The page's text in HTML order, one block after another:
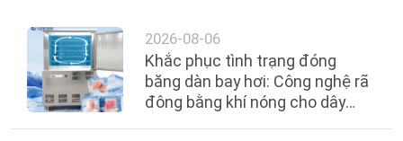
2026-08-06
Khắc phục tình trạng đóng
băng dàn bay hơi: Công nghệ rã
đông bằng khí nóng cho dây